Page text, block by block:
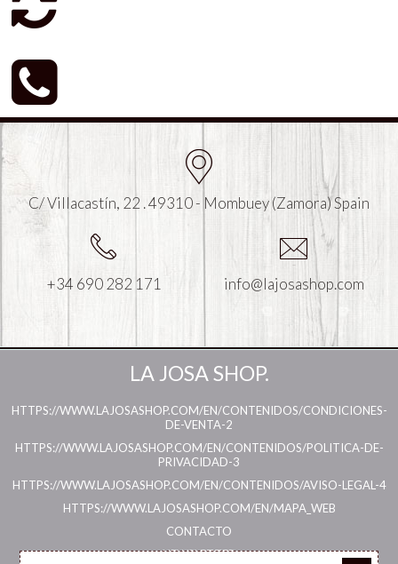
C/ Villacastín, 22 . 49310 - Mombuey (Zamora) Spain
+34 690 282 171 info@lajosashop.com
LA JOSA SHOP.
HTTPS://WWW.LAJOSASHOP.COM/EN/CONTENIDOS/CONDICIONES-
DE-VENTA-2
HTTPS://WWW.LAJOSASHOP.COM/EN/CONTENIDOS/POLITICA-DE-
PRIVACIDAD-3
HTTPS://WWW.LAJOSASHOP.COM/EN/CONTENIDOS/AVISO-LEGAL-4
HTTPS://WWW.LAJOSASHOP.COM/EN/MAPA_WEB
CONTACTO
NEWSLETTER